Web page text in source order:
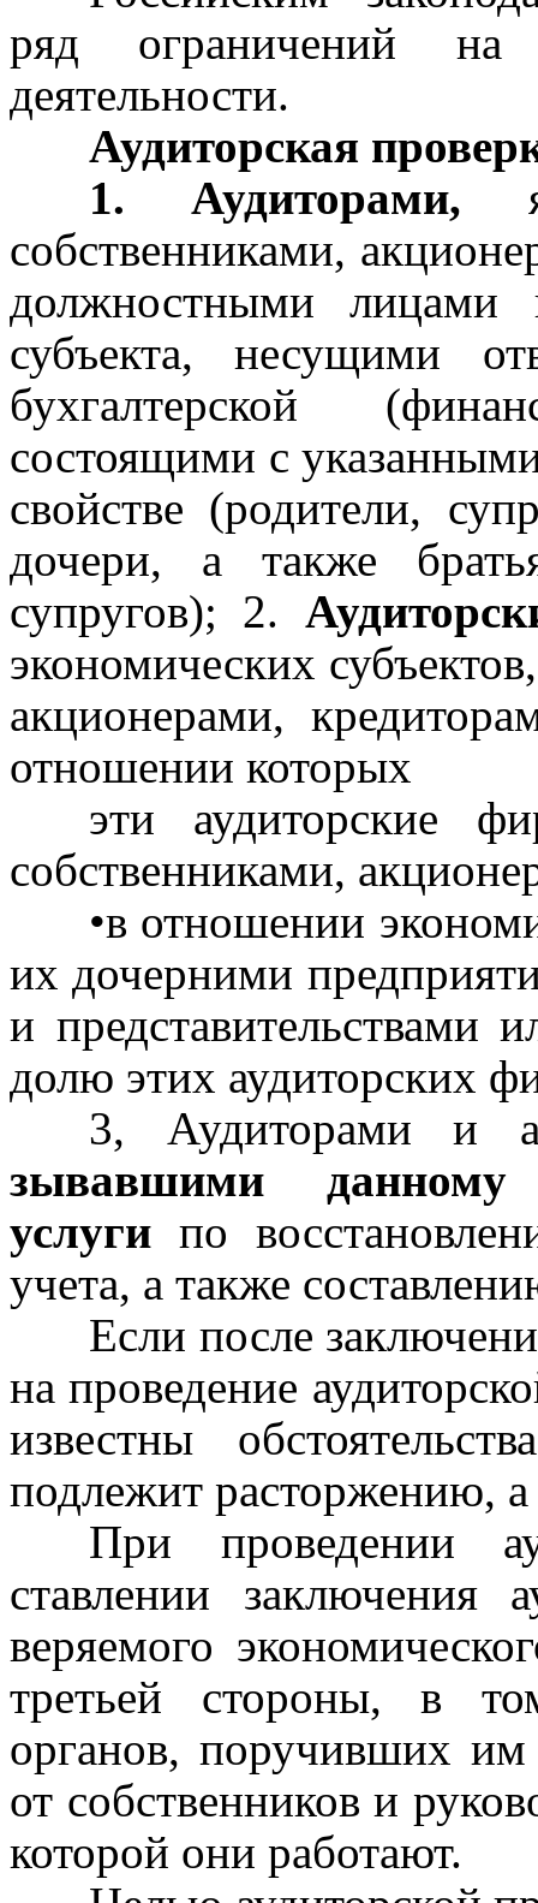
ряд ограничений на
деятельности.
Аудиторская
1. Аудиторами,
собственниками,
должностными лицами
субъекта, несущими
бухгалтерской
состоящими с
свойстве (родители,
дочери, а также
супругов); 2.
экономических
акционерами,
отношении которых
эти аудиторские
собственниками,
•в отношении
их дочерними
и представительствами
долю этих аудиторских
3, Аудиторами и
зывавшими данному
услуги по
учета, а также
Если после з
на проведение
известны
подлежит расторжению, а
При проведении
ставлении
веряемого
третьей стороны, в
органов, поручивших им
от собственников и
которой они работают.